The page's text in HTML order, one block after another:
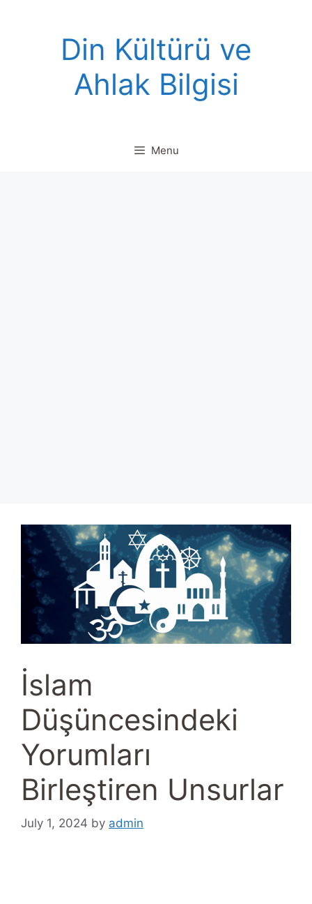
Din Kültürü ve
Ahlak Bilgisi
Menu
İslam
Düşüncesindeki
Yorumları
Birleştiren Unsurlar
July 1, 2024 by admin